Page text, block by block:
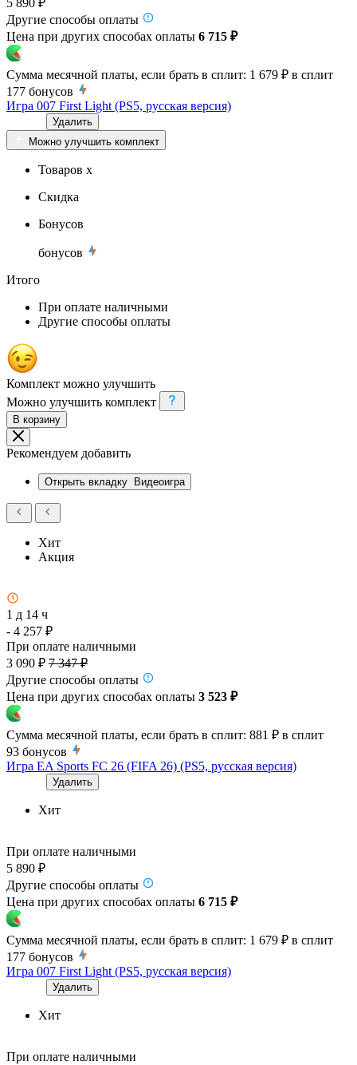
Другие способы оплаты
Цена при других способах оплаты 6 715 ₽
Сумма месячной платы, если брать в сплит: 1 679 ₽ в сплит
177 бонусов
Игра 007 First Light (PS5, русская версия)
Удалить
Можно улучшить комплект
Товаров x
Скидка
Бонусов
бонусов
Итого
При оплате наличными
Другие способы оплаты
Комплект можно улучшить
Можно улучшить комплект
В корзину
Рекомендуем добавить
Открыть вкладку Видеоигра
Хит
Акция
1 д 14 ч
- 4 257 ₽
При оплате наличными
3 090 ₽ 7 347 ₽
Другие способы оплаты
Цена при других способах оплаты 3 523 ₽
Сумма месячной платы, если брать в сплит: 881 ₽ в сплит
93 бонусов
Игра EA Sports FC 26 (FIFA 26) (PS5, русская версия)
Удалить
Хит
При оплате наличными
5 890 ₽
Другие способы оплаты
Цена при других способах оплаты 6 715 ₽
Сумма месячной платы, если брать в сплит: 1 679 ₽ в сплит
177 бонусов
Игра 007 First Light (PS5, русская версия)
Удалить
Хит
При оплате наличными